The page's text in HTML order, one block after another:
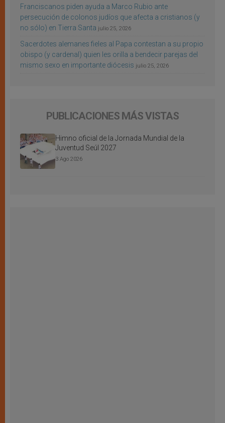
Franciscanos piden ayuda a Marco Rubio ante
persecución de colonos judíos que afecta a cristianos (y
no sólo) en Tierra Santa julio 25, 2026
Sacerdotes alemanes fieles al Papa contestan a su propio
obispo (y cardenal) quien les orilla a bendecir parejas del
mismo sexo en importante diócesis julio 25, 2026
PUBLICACIONES MÁS VISTAS
Himno oficial de la Jornada Mundial de la
Juventud Seúl 2027
3 Ago 2026